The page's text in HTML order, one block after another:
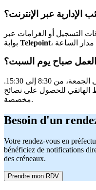
عبر الإنترنت؟
التسجيل أو الغرامات عبر
Telepoint
صباح يوم السبت؟
ج: لا، المؤسسة مفتوحة من الاثنين إلى الجمعة، من 8:30 إلى 15:30.
الهاتفي للحصول على نصائح
مخصصة.
Besoin d'un
Votre rendez-vous en
bénéficiez de notifications
des créneaux.
Prendre mon RDV